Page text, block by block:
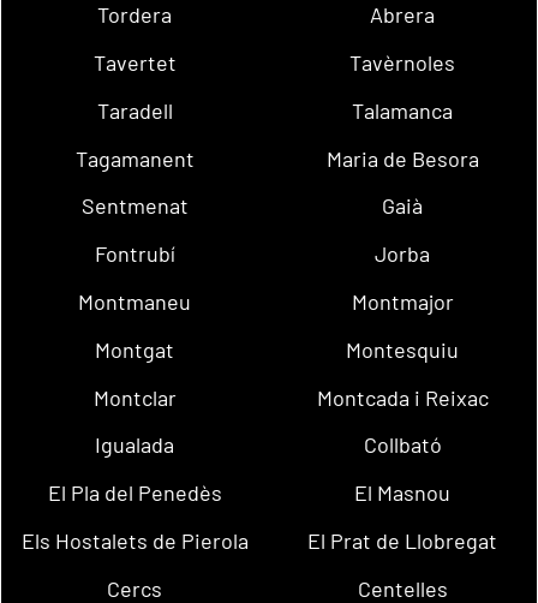
Tordera
Abrera
Tavertet
Tavèrnoles
Taradell
Talamanca
Tagamanent
Maria de Besora
Sentmenat
Gaià
Fontrubí
Jorba
Montmaneu
Montmajor
Montgat
Montesquiu
Montclar
Montcada i Reixac
Igualada
Collbató
El Pla del Penedès
El Masnou
Els Hostalets de Pierola
El Prat de Llobregat
Cercs
Centelles